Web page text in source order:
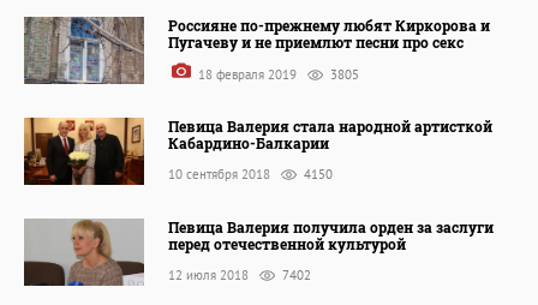
Россияне по-прежнему любят Киркорова и
Пугачеву и не приемлют песни про секс
18 февраля 2019 3805
Певица Валерия стала народной артисткой
Кабардино-Балкарии
10 сентября 2018 4150
Певица Валерия получила орден за заслуги
перед отечественной культурой
12 июля 2018 7402